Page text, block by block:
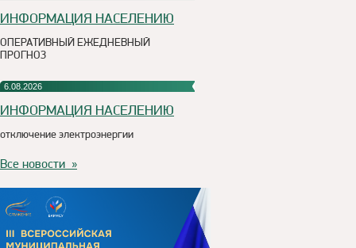
ИНФОРМАЦИЯ НАСЕЛЕНИЮ
ОПЕРАТИВНЫЙ ЕЖЕДНЕВНЫЙ
ПРОГНОЗ
6.08.2026
ИНФОРМАЦИЯ НАСЕЛЕНИЮ
отключение электроэнергии
Все новости »